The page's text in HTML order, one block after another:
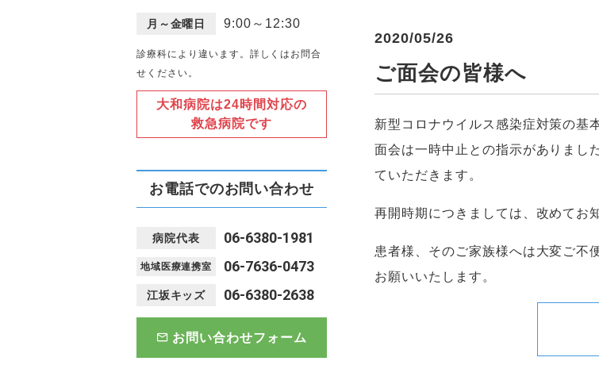
2020/05/26
ご面会の皆様へ
新型コロナウイルス感染症対策の基
面会は一時中止との指示がありまし
ていただきます。
再開時期につきましては、改めてお
患者様、そのご家族様へは大変ご不
お願いいたします。
月～金曜日 9:00～12:30
診療科により違います。詳しくはお問合
せください。
大和病院は24時間対応の
救急病院です
お電話でのお問い合わせ
病院代表 06-6380-1981
地域医療連携室 06-7636-0473
江坂キッズ 06-6380-2638
お問い合わせフォーム